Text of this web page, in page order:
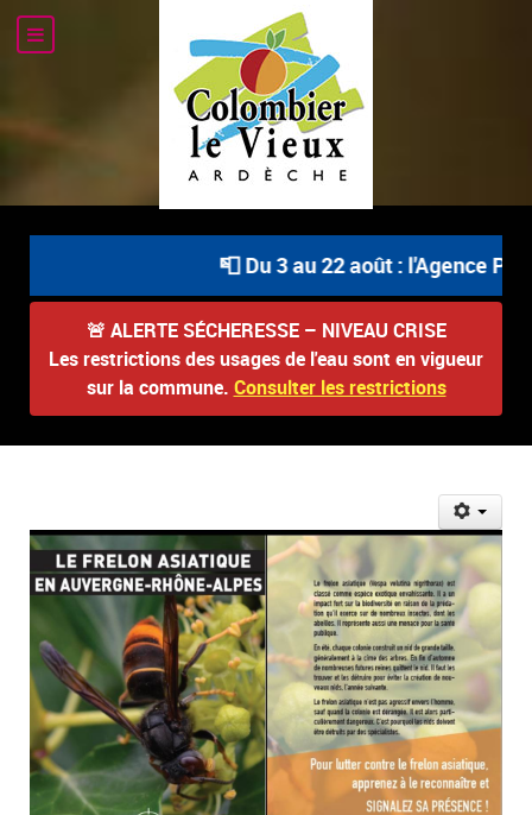
📮 Du 3 au 22 août : l'Agence
🚨 ALERTE SÉCHERESSE – NIVEAU CRISE
Les restrictions des usages de l'eau sont en vigueur
sur la commune. Consulter les restrictions